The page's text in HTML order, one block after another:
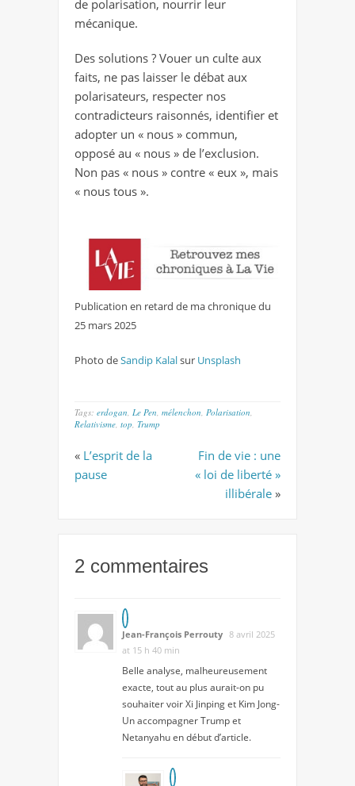
de polarisation, nourrir leur
mécanique.
Des solutions ? Vouer un culte aux
faits, ne pas laisser le débat aux
polarisateurs, respecter nos
contradicteurs raisonnés, identifier et
adopter un « nous » commun,
opposé au « nous » de l’exclusion.
Non pas « nous » contre « eux », mais
« nous tous ».
Publication en retard de ma chronique du
25 mars 2025
Photo deSandip Kalalsur Unsplash
Tags: erdogan Le Pen mélenchon Polarisation
Relativisme top Trump
« L’esprit de la
pause
Fin de vie : une
« loi de liberté »
illibérale »
2 commentaires
Jean-François Perrouty 8 avril 2025
at 15 h 40 min
Belle analyse, malheureusement
exacte, tout au plus aurait-on pu
souhaiter voir Xi Jinping et Kim Jong-
Un accompagner Trump et
Netanyahu en début d’article.